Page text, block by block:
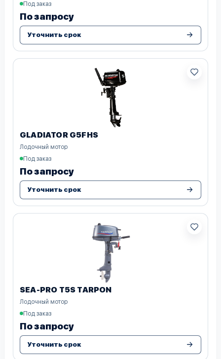
Под заказ
По запросу
Уточнить срок
GLADIATOR G5FHS
Лодочный мотор
Под заказ
По запросу
Уточнить срок
SEA-PRO T5S TARPON
Лодочный мотор
Под заказ
По запросу
Уточнить срок